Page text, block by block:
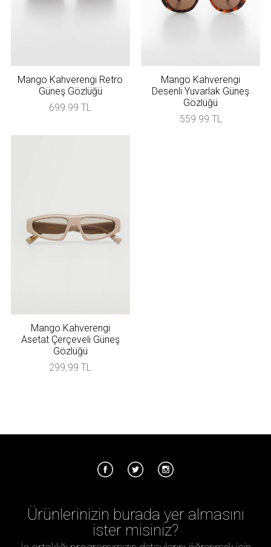
Mango Kahverengi Retro
Güneş Gözlüğü
699.99 TL
Mango Kahverengi
Desenli Yuvarlak Güneş
Gözlüğü
559.99 TL
Mango Kahverengi
Asetat Çerçeveli Güneş
Gözlüğü
299.99 TL
Ürünlerinizin burada yer almasını
ister misiniz?